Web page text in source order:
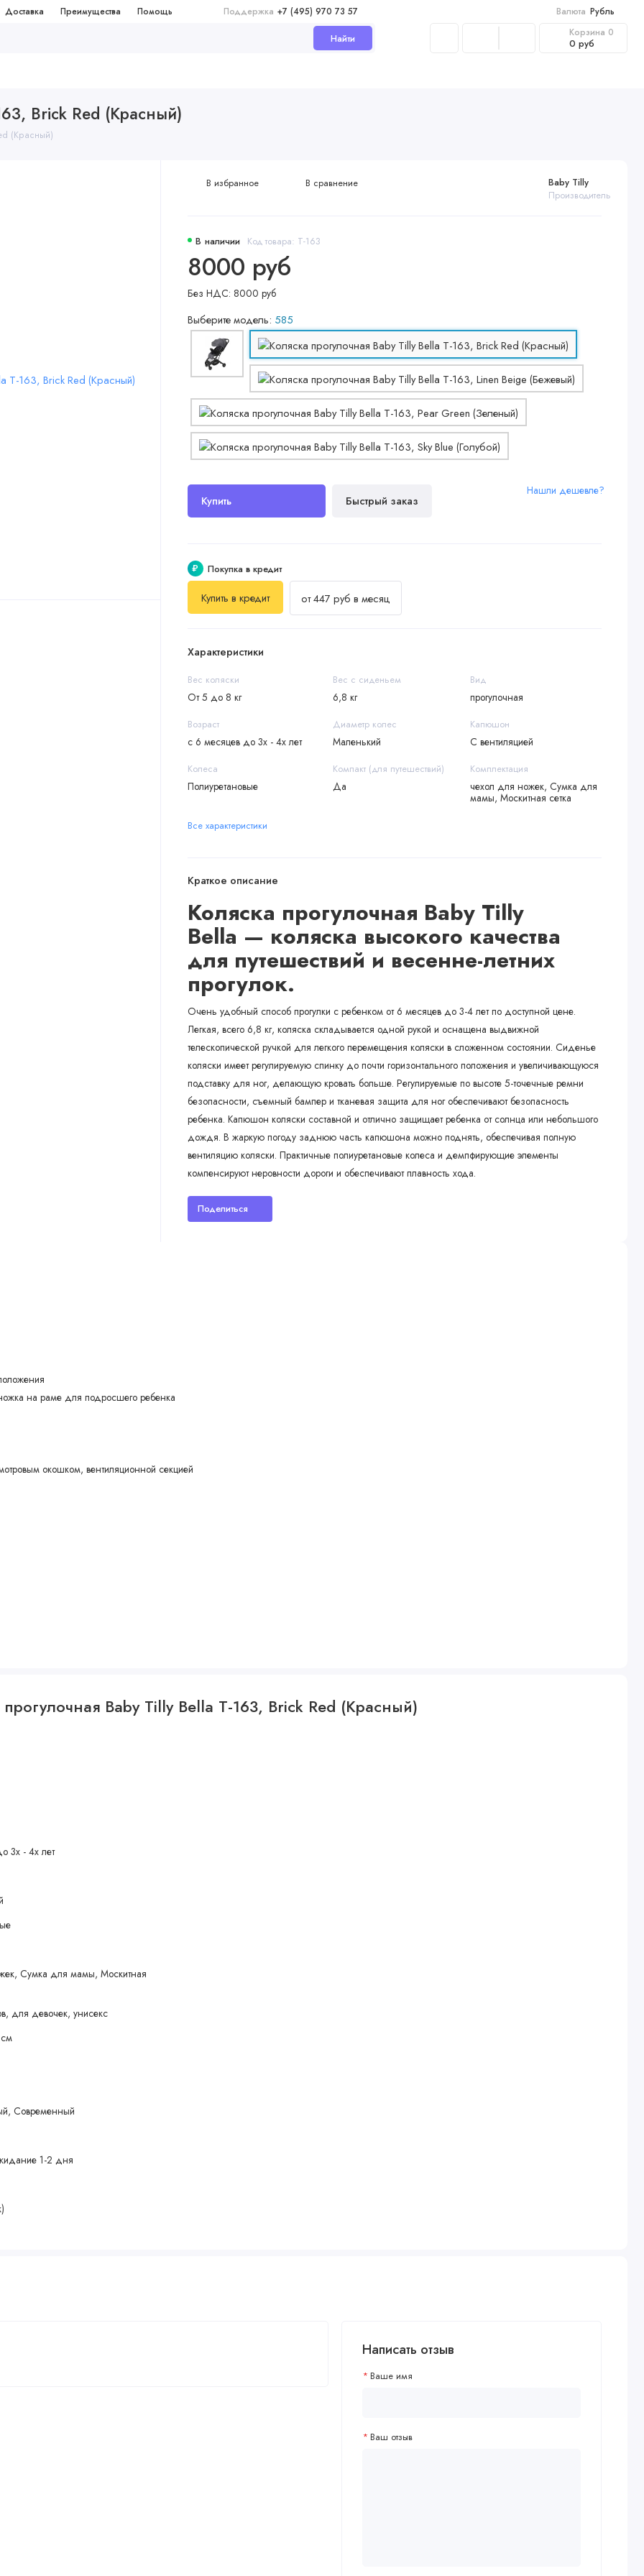
Доставка Преимущества Помощь Поддержка +7 (495) 970 73 57 Валюта Рубль
Найти Корзина 0
0 руб
Brick Red (Красный)
(Красный)
В наличии Код товара: T-163
Baby Tilly
Производитель
8000 руб
Без НДС: 8000 руб
Выберите модель: 585
Купить Быстрый заказ
Нашли дешевле?
В избранное В сравнение
₽ Покупка в кредит
Купить в кредит от 447 руб в месяц
Характеристики
Вес коляски
От 5 до 8 кг
Вес с сиденьем
6,8 кг
Вид
прогулочная
Возраст
с 6 месяцев до 3х - 4х лет
Диаметр колес
Маленький
Капюшон
С вентиляцией
Колеса
Полиуретановые
Компакт (для путешествий)
Да
Комплектация
чехол для ножек, Сумка для
мамы, Москитная сетка
Все характеристики
Краткое описание
Коляска прогулочная Baby Tilly
Bella — коляска высокого качества
для путешествий и весенне-летних
прогулок.
Очень удобный способ прогулки с ребенком от 6 месяцев до 3-4 лет по доступной цене.
Легкая, всего 6,8 кг, коляска складывается одной рукой и оснащена выдвижной
телескопической ручкой для легкого перемещения коляски в сложенном состоянии. Сиденье
коляски имеет регулируемую спинку до почти горизонтального положения и увеличивающуюся
подставку для ног, делающую кровать больше. Регулируемые по высоте 5-точечные ремни
безопасности, съемный бампер и тканевая защита для ног обеспечивают безопасность
ребенка. Капюшон коляски составной и отлично защищает ребенка от солнца или небольшого
дождя. В жаркую погоду заднюю часть капюшона можно поднять, обеспечивая полную
вентиляцию коляски. Практичные полиуретановые колеса и демпфирующие элементы
компенсируют неровности дороги и обеспечивают плавность хода.
Поделиться
на раме для подросшего ребенка
окошком, вентиляционной секцией
прогулочная Baby Tilly Bella T-163, Brick Red (Красный)
3х - 4х лет
Сумка для мамы, Москитная
для девочек, унисекс
Современный
1-2 дня
Написать отзыв
Ваше имя
Ваш отзыв